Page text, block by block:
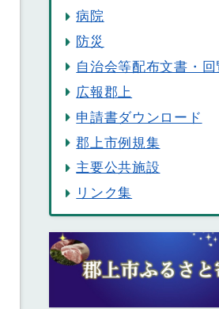
病院
防災
自治会等配布文書・
広報郡上
申請書ダウンロード
郡上市例規集
主要公共施設
リンク集